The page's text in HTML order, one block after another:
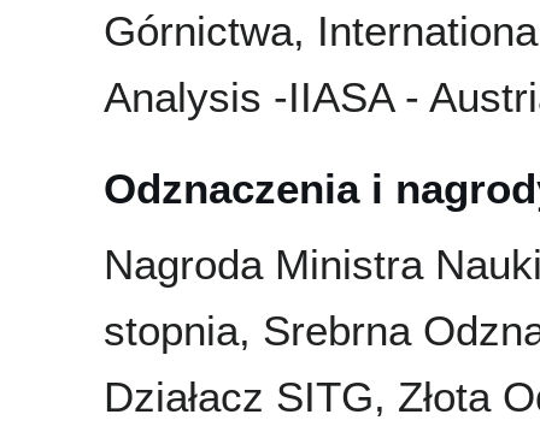
Górnictwa,
Analysis -IIASA -
Odznaczenia i
Nagroda Ministra
stopnia, Srebrna
Działacz SITG, Złota